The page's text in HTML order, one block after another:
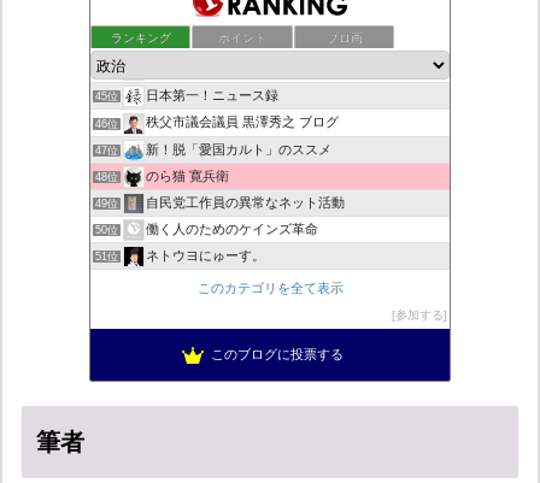
ランキング ポイント ブロ画
ついっちゃが速報
43位 道（万物の源）に返る動き〜一輪の九つ花「老子の道と徳」が咲く
44位
45位 日本第一！ニュース録
46位 秩父市議会議員 黒澤秀之 ブログ
47位 新！脱「愛国カルト」のススメ
48位 のら猫 寛兵衛
49位 自民党工作員の異常なネット活動
50位 働く人のためのケインズ革命
51位 ネトウヨにゅーす。
小野公使のブログ
柏の住人
このカテゴリを全て表示
参加する
このブログに投票する
筆者